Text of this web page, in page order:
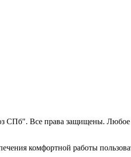
Все права защищены. Любое
комфортной работы